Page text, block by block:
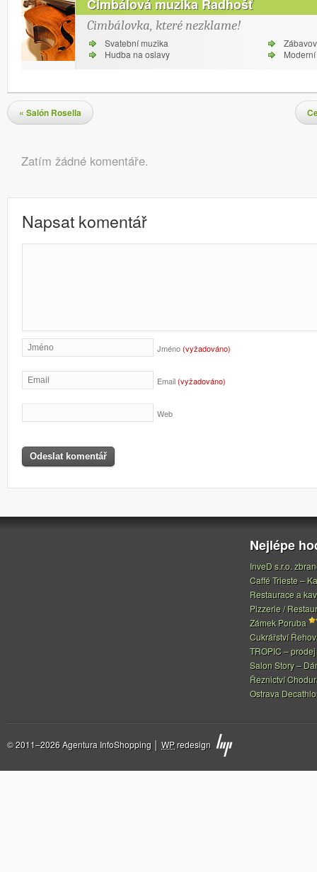
Cimbálová muzika Radhošť
Cimbálovka, které nezklame!
Svatební muzika
Hudba na oslavy
Navigace pro příspěvky
« Salón Rosella
Komentáře
Zatím žádné komentáře.
Napsat komentář
Jméno(vyžadováno)
Email(vyžadováno)
Web
Nejlépe
InveD s.r.o.
Caffé Trieste –
Restaurace a
Pizzerie /
Zámek Poruba
Cukrářství
TROPIC –
Salon Story –
Řeznictví
Ostrava
© 2011–2026 Agentura InfoShopping │ WPredesign